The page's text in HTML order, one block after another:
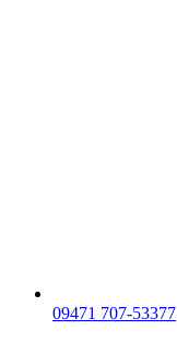
09471 707-53377